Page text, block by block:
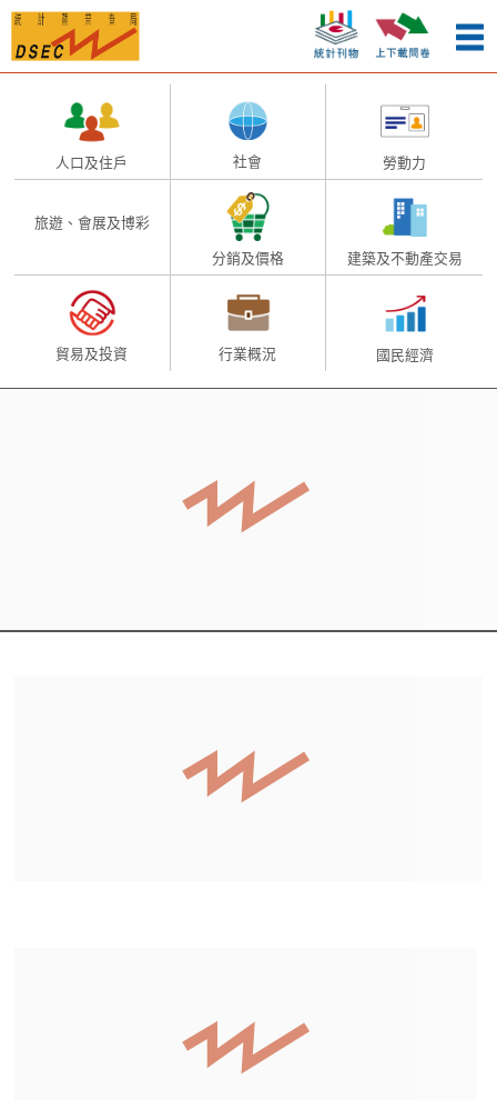
人口及住戶 社會 勞動力
旅遊、會展及博彩
分銷及價格
建築及不動產交易
貿易及投資 行業概況 國民經濟